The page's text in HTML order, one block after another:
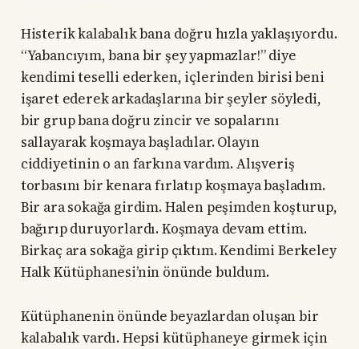
Histerik kalabalık bana doğru hızla yaklaşıyordu.
“Yabancıyım, bana bir şey yapmazlar!” diye
kendimi teselli ederken, içlerinden birisi beni
işaret ederek arkadaşlarına bir şeyler söyledi,
bir grup bana doğru zincir ve sopalarını
sallayarak koşmaya başladılar. Olayın
ciddiyetinin o an farkına vardım. Alışveriş
torbasını bir kenara fırlatıp koşmaya başladım.
Bir ara sokağa girdim. Halen peşimden koşturup,
bağırıp duruyorlardı. Koşmaya devam ettim.
Birkaç ara sokağa girip çıktım. Kendimi Berkeley
Halk Kütüphanesi’nin önünde buldum.
Kütüphanenin önünde beyazlardan oluşan bir
kalabalık vardı. Hepsi kütüphaneye girmek için